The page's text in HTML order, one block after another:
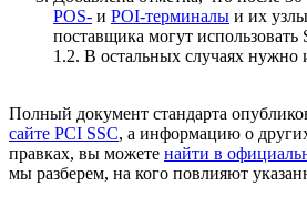
POS- и POI-терминалы и их
поставщика могут
1.2. В остальных случаях нужно
Полный документ стандарта
сайте PCI SSC, а информацию о
правках, вы можете найти в
мы разберем, на кого повлияют